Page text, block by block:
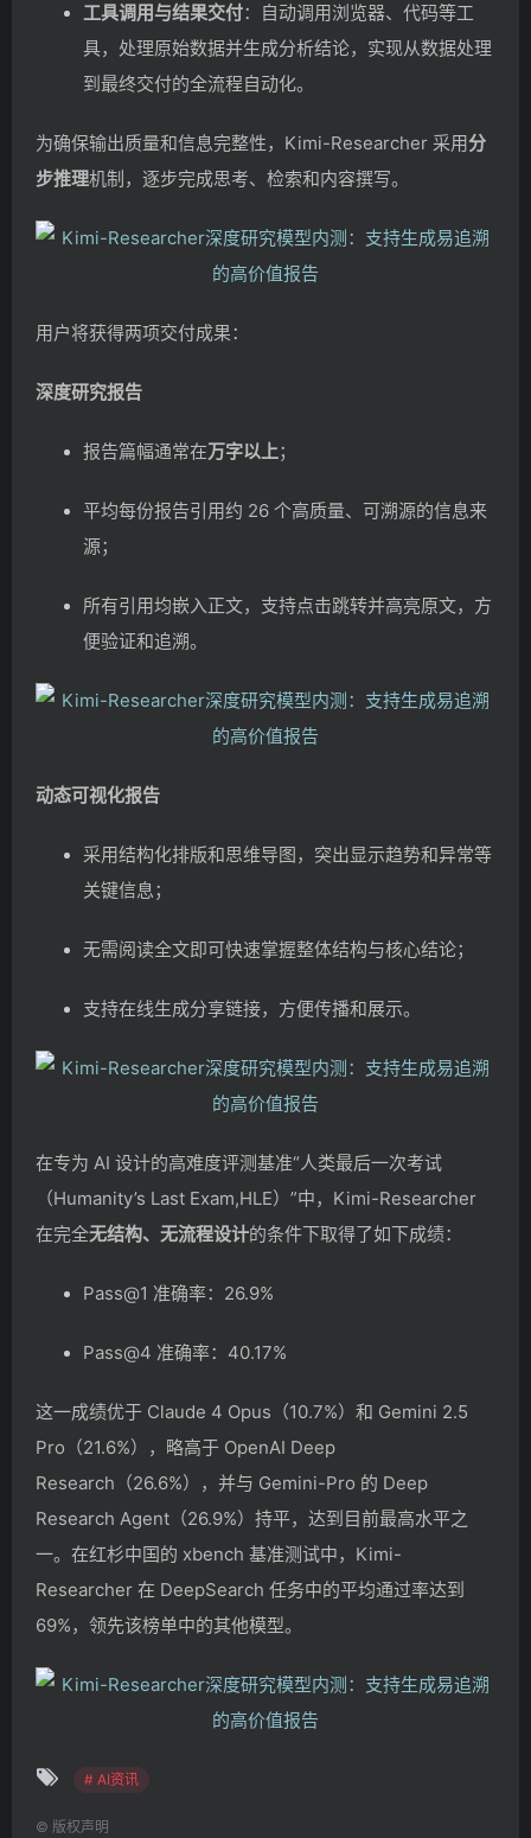
工具调用与结果交付：自动调用浏览器、代码等工
具，处理原始数据并生成分析结论，实现从数据处理
到最终交付的全流程自动化。
为确保输出质量和信息完整性，Kimi-Researcher 采用分
步推理机制，逐步完成思考、检索和内容撰写。
用户将获得两项交付成果：
深度研究报告
报告篇幅通常在万字以上；
平均每份报告引用约 26 个高质量、可溯源的信息来
源；
所有引用均嵌入正文，支持点击跳转并高亮原文，方
便验证和追溯。
动态可视化报告
采用结构化排版和思维导图，突出显示趋势和异常等
关键信息；
无需阅读全文即可快速掌握整体结构与核心结论；
支持在线生成分享链接，方便传播和展示。
在专为 AI 设计的高难度评测基准“人类最后一次考试
（Humanity’s Last Exam,HLE）”中，Kimi-Researcher
在完全无结构、无流程设计的条件下取得了如下成绩：
Pass@1 准确率：26.9%
Pass@4 准确率：40.17%
这一成绩优于 Claude 4 Opus（10.7%）和 Gemini 2.5
Pro（21.6%），略高于 OpenAI Deep
Research（26.6%），并与 Gemini-Pro 的 Deep
Research Agent（26.9%）持平，达到目前最高水平之
一。在红杉中国的 xbench 基准测试中，Kimi-
Researcher 在 DeepSearch 任务中的平均通过率达到
69%，领先该榜单中的其他模型。
# AI资讯
© 版权声明